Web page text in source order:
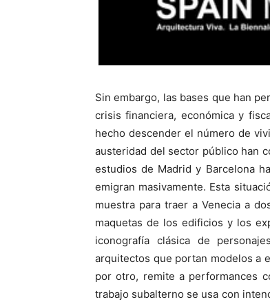
Sin embargo, las bases que han
crisis financiera, económica y
hecho descender el número de
austeridad del sector público han
estudios de Madrid y Barcelona
emigran masivamente. Esta
muestra para traer a Venecia a
maquetas de los edificios y los
iconografía clásica de
arquitectos que portan modelos a
por otro, remite a performances
trabajo subalterno se usa con